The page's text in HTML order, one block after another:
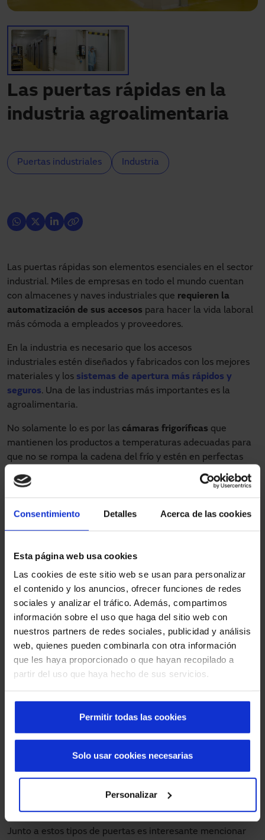
Consentimiento Detalles Acerca de las cookies
Esta página web usa cookies
Las cookies de este sitio web se usan para personalizar
el contenido y los anuncios, ofrecer funciones de redes
sociales y analizar el tráfico. Además, compartimos
información sobre el uso que haga del sitio web con
nuestros partners de redes sociales, publicidad y análisis
web, quienes pueden combinarla con otra información
que les haya proporcionado o que hayan recopilado a
partir del uso que haya hecho de sus servicios.
Permitir todas las cookies
Personalizar
Solo usar cookies necesarias
¿Necesitas asistencia?
Descargas
Contacto
Mi área
Las puertas rápidas en la
industria agroalimentaria
Puertas industriales Industria
Las puertas rápidas son elementos esenciales en el sector
industrial. Miles de empresas en todo el mundo cuentan
con almacenes y naves industriales que requieren la
automatización de sus accesos para hacer la vida laboral
más cómoda a empleados y proveedores.
En la industria es necesario que los accesos
industriales estén diseñados y fabricados con los mejores
materiales y los sistemas de apertura más rápidos y
seguros. Una de las industrias más importantes es la
agroalimentaria.
No solamente lo es por las cámaras frigoríficas que
mantienen los productos a temperaturas adecuadas para
que no se rompa la cadena del frío y estén en perfectas
condiciones para el consumo. Sin duda, este es un aspecto
fundamental pero también es sustancial la presencia de
otro tipo de sistemas inteligentes y accesos automáticos.
de producto. Por ejemplo, que estén fabricadas en
producción automatizadas, etc.
Puerta rápida enrollable para cámaras frigoríficas
Ayudan a la industria de la agroalimentación a
sectorizar zonas con condiciones atmosféricas de
hasta -25ºC. Ello garantiza un funcionamiento óptimo
aún en zonas de elevado tráfico de personas y
vehículos.
Puertas enrollables para salas blancas : En la
industria destinada a la alimentación siempre es
espacios cerrados que precisan mantener condiciones
de las zonas de manipulación de alimentos.
zonas exteriores de una nave de la industria
agroalimentaria ya que cuentan con una alta
Junto a estos tipos de puertas es interesante mencionar